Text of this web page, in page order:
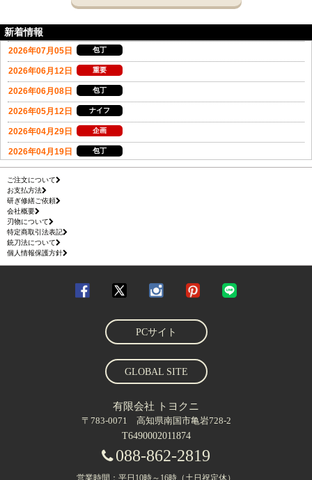
新着情報
ご注文について
お支払方法
研ぎ修繕ご依頼
会社概要
刃物について
特定商取引法表記
銃刀法について
個人情報保護方針
PCサイト
GLOBAL SITE
有限会社 トヨクニ
〒783-0071 高知県南国市亀岩728-2
T6490002011874
088-862-2819
営業時間：平日10時～16時（土日祝定休）